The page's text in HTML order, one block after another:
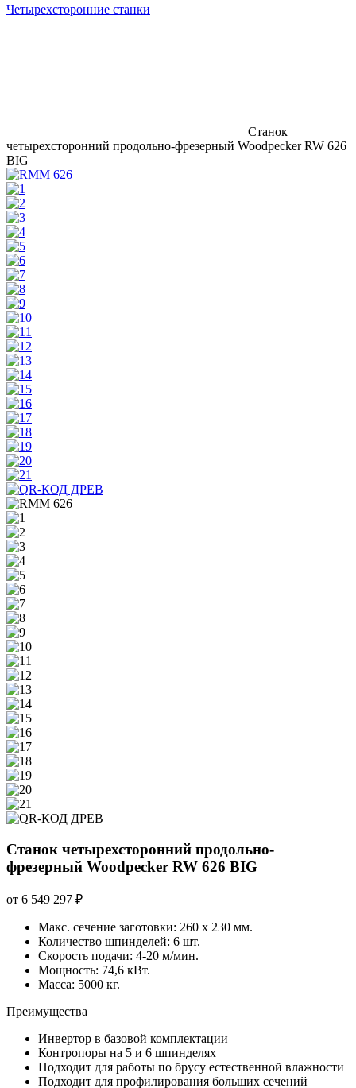
Четырехсторонние станки
Станок
четырехсторонний продольно-фрезерный Woodpecker RW 626
BIG
Станок четырехсторонний продольно-
фрезерный Woodpecker RW 626 BIG
от 6 549 297 ₽
Макс. сечение заготовки: 260 х 230 мм.
Количество шпинделей: 6 шт.
Скорость подачи: 4-20 м/мин.
Мощность: 74,6 кВт.
Масса: 5000 кг.
Преимущества
Инвертор в базовой комплектации
Контропоры на 5 и 6 шпинделях
Подходит для работы по брусу естественной влажности
Подходит для профилирования больших сечений